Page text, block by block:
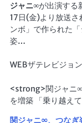
ジャニ∞が出演する
17日(金)より放送
ンボ」で作られた
姿…
WEBザテレビジョン
<strong>関ジャニ
を増築 「乗り越え
関ジャニ∞、つなぎ